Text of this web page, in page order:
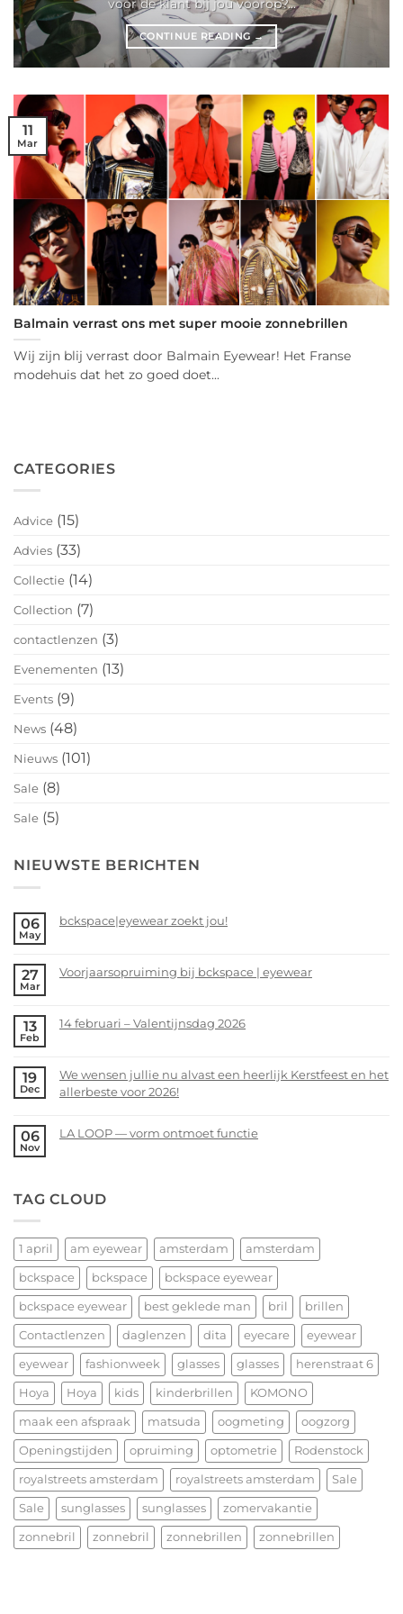
voor de klant bij jou voorop?...
CONTINUE READING →
Balmain verrast ons met super mooie zonnebrillen
Wij zijn blij verrast door Balmain Eyewear! Het Franse
modehuis dat het zo goed doet...
11
Mar
CATEGORIES
Advice (15)
Advies (33)
Collectie (14)
Collection (7)
contactlenzen (3)
Evenementen (13)
Events (9)
News (48)
Nieuws (101)
Sale (8)
Sale (5)
NIEUWSTE BERICHTEN
06
May
bckspace|eyewear zoekt jou!
on
jou!
27
Mar
Voorjaarsopruiming bij bckspace | eyewear
on
bckspace
|
13
Feb
14 februari – Valentijnsdag 2026
on
14
–
19
Dec
We wensen jullie nu alvast een heerlijk Kerstfeest en het
allerbeste voor 2026!
Comments
jullie
een
heerlijk
Kerstfeest
en
het
allerbeste
voor
2026!
06
Nov
LA LOOP — vorm ontmoet functie
LA
—
vorm
ontmoet
functie
TAG CLOUD
1 april am eyewear amsterdam amsterdam
bckspace bckspace bckspace eyewear
bckspace eyewear best geklede man bril brillen
Contactlenzen daglenzen dita eyecare eyewear
eyewear fashionweek glasses glasses herenstraat 6
Hoya Hoya kids kinderbrillen KOMONO
maak een afspraak matsuda oogmeting oogzorg
Openingstijden opruiming optometrie Rodenstock
royalstreets amsterdam royalstreets amsterdam Sale
Sale sunglasses sunglasses zomervakantie
zonnebril zonnebril zonnebrillen zonnebrillen